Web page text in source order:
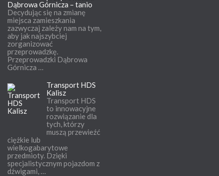
Dąbrowa Górnicza – tanio
Decydując się na zmianę
miejsca zamieszkania
zazwyczaj zależy nam na tym,
aby jak najszybciej
zorganizować
przeprowadzkę.
Przeprowadzki Dąbrowa
Górnicza …
Transport HDS
Kalisz
Transport HDS
to innowacyjne
rozwiązanie dla
tych, którzy
muszą przewieźć
ciężkie lub
wielkogabarytowe
przedmioty. Dzięki
specjalistycznym pojazdom z
dźwigami, …